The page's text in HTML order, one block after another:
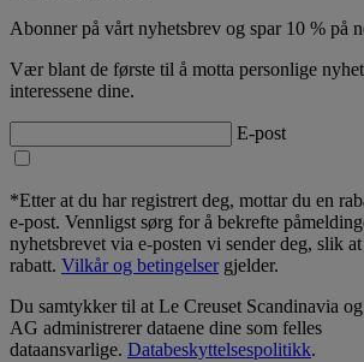
Abonner på vårt nyhetsbrev og spar 10 % på
Vær blant de første til å motta personlige
interessene dine.
E-post
*Etter at du har registrert deg, mottar du en
e-post. Vennligst sørg for å bekrefte
nyhetsbrevet via e-posten vi sender deg, slik
rabatt. Vilkår og betingelsergjelder.
Du samtykker til at Le Creuset Scandinavia
AG administrerer dataene dine som felles
dataansvarlige. Databeskyttelsespolitikk.